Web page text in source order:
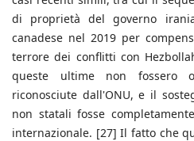
di proprietà del governo
canadese nel 2019 per
terrore dei conflitti con
queste ultime non fossero
riconosciute dall'ONU, e il
non statali fosse
internazionale. [27] Il fatto che